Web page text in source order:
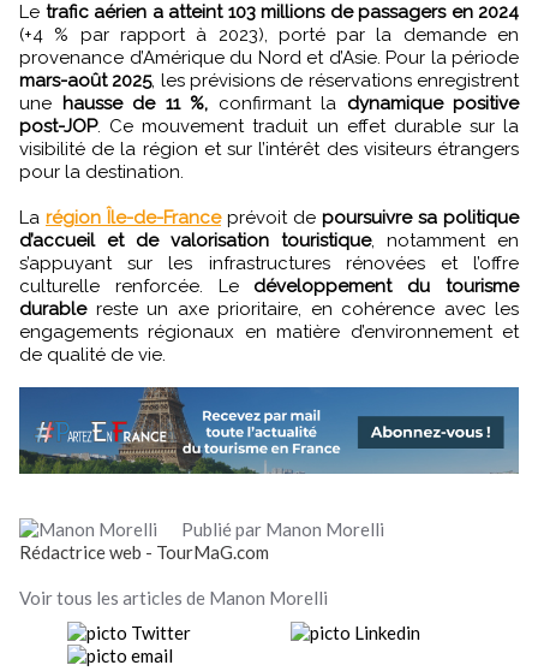
Le trafic aérien a atteint 103 millions de passagers en 2024
(+4 % par rapport à 2023), porté par la demande en
provenance d’Amérique du Nord et d’Asie. Pour la période
mars-août 2025, les prévisions de réservations enregistrent
une hausse de 11 %, confirmant la dynamique positive
post-JOP. Ce mouvement traduit un effet durable sur la
visibilité de la région et sur l’intérêt des visiteurs étrangers
pour la destination.
La région Île-de-Franceprévoit de poursuivre sa politique
d’accueil et de valorisation touristique, notamment en
s’appuyant sur les infrastructures rénovées et l’offre
culturelle renforcée. Le développement du tourisme
durablereste un axe prioritaire, en cohérence avec les
engagements régionaux en matière d’environnement et
de qualité de vie.
Publié par Manon Morelli
Rédactrice web - TourMaG.com
Voir tous les articles de Manon Morelli